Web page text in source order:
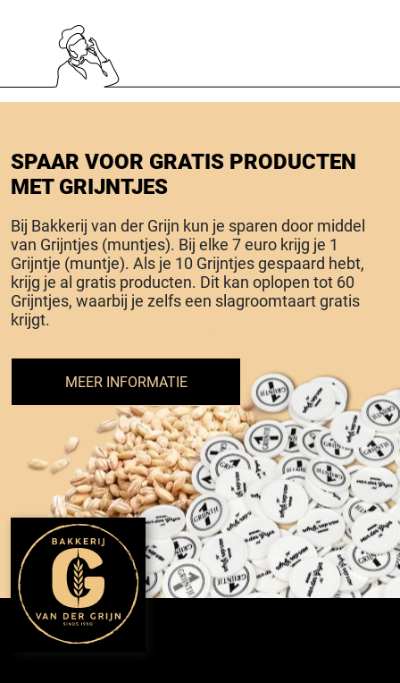
SPAAR VOOR GRATIS PRODUCTEN
MET GRIJNTJES
Bij Bakkerij van der Grijn kun je sparen door middel
van Grijntjes (muntjes). Bij elke 7 euro krijg je 1
Grijntje (muntje). Als je 10 Grijntjes gespaard hebt,
krijg je al gratis producten. Dit kan oplopen tot 60
Grijntjes, waarbij je zelfs een slagroomtaart gratis
krijgt.
MEER INFORMATIE